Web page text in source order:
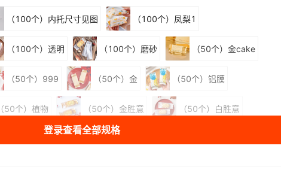
（100个）内托尺寸见图 （100个）凤梨1
（100个）透明 （100个）磨砂 （50个）金cake
（50个）999 （50个）金 （50个）铝膜
（50个）植物 （50个）金胜意 （50个）白胜意
登录查看全部规格